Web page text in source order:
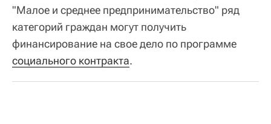
"Малое и среднее предпринимательство" ряд
категорий граждан могут получить
финансирование на свое дело по программе
социального контракта.